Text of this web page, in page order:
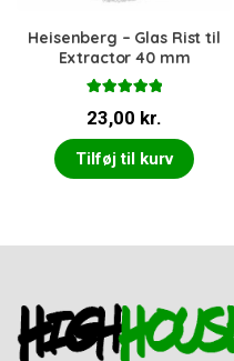
Heisenberg – Glas Rist til
Extractor 40 mm
5.00ud af 5
23,00 kr.
Tilføj til kurv